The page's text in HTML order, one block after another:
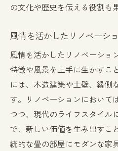
の文化や歴史を伝える役割も
風情を活かしたリノベーシ
風情を活かしたリノベーショ
特徴や風景を上手に生かすこ
には、木造建築や土壁、縁側
す。リノベーションにおいて
つつ、現代のライフスタイル
で、新しい価値を生み出すこ
統的な畳の部屋にモダンな家